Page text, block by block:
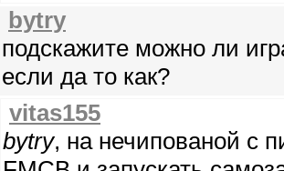
bytry
подскажите можно ли
если да то как?
vitas155
bytry, на нечипованой с